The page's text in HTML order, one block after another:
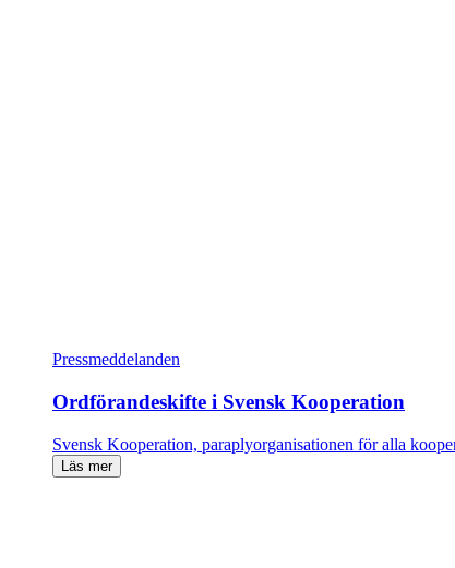
Pressmeddelanden
Ordförandeskifte i Svensk Kooperation
Svensk Kooperation, paraplyorganisationen för alla
Läs mer